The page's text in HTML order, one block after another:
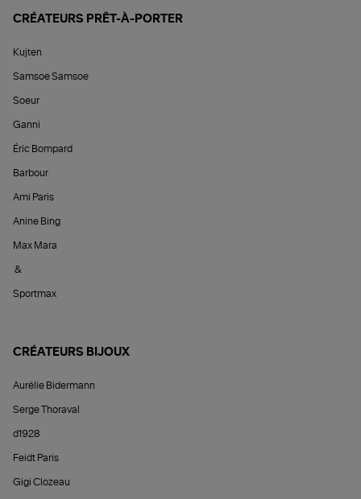
CRÉATEURS PRÊT-À-PORTER
Kujten
Samsoe Samsoe
Soeur
Ganni
Éric Bompard
Barbour
Ami Paris
Anine Bing
Max Mara
&
Sportmax
CRÉATEURS BIJOUX
Aurélie Bidermann
Serge Thoraval
d1928
Feidt Paris
Gigi Clozeau